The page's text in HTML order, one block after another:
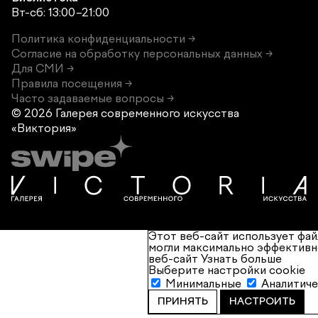
Вт-сб: 13:00–21:00
Политика конфиденциальности →
Согласие на обработку персональных данных →
Для СМИ →
Правила посещения →
Часто задаваемые вопросы →
© 2026 Галерея современного искусства
«Виктория»
Этот веб-сайт использует
могли максимально
веб-сайт Узнать больше
Выберите настройки cookie
Минимальные
ПРИНЯТЬ НАСТРОИТЬ